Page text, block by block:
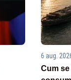
6 aug.
Cum